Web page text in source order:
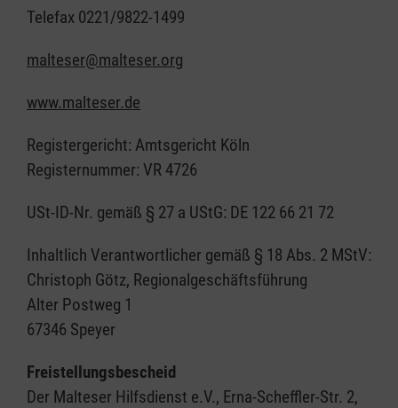
Telefax 0221/9822-1499
malteser@malteser.org
www.malteser.de
Registergericht: Amtsgericht Köln
Registernummer: VR 4726
USt-ID-Nr. gemäß § 27 a UStG: DE 122 66 21 72
Inhaltlich Verantwortlicher gemäß § 18 Abs. 2 MStV:
Christoph Götz, Regionalgeschäftsführung
Alter Postweg 1
67346 Speyer
Freistellungsbescheid
Der Malteser Hilfsdienst e.V., Erna-Scheffler-Str. 2,